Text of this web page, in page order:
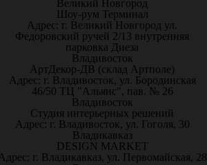
Великий Новгород
Шоу-рум Терминал
Адрес: г. Великий Новгород ул.
Федоровский ручей 2/13 внутренняя
парковка Диеза
Владивосток
АртДекор-ДВ (склад Артполе)
Адрес: г. Владивосток, ул. Бородинская
46/50 ТЦ "Альянс", пав. № 26
Владивосток
Студия интерьерных решений
Адрес: г. Владивосток, ул. Гоголя, 30
Владикавказ
DESIGN MARKET
г. Владикавказ, ул. Первомайская, 28